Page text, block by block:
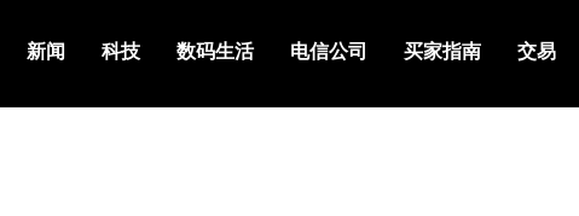
新闻 科技 数码生活 电信公司 买家指南 交易